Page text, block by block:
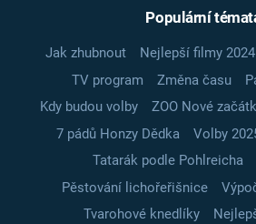
Populární
Jak zhubnout Nejlepší filmy 2024
TV program
Změna času
Kdy budou volby
ZOO Nové
7 pádů Honzy Dědka
Volby
Tatarák podle Pohlreicha
Pěstování lichořeřišnice
Tvarohové knedlíky